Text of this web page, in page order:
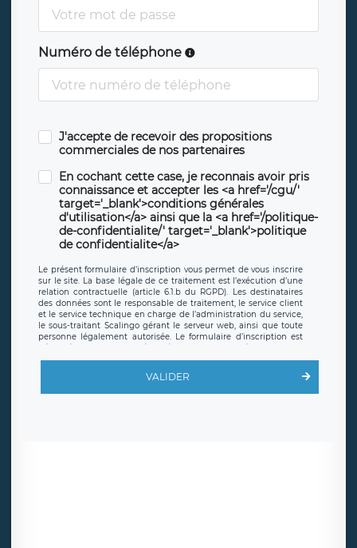
Numéro de téléphone
J'accepte de recevoir des propositions
commerciales de nos partenaires
En cochant cette case, je reconnais avoir pris
connaissance et accepter les <a href='/cgu/'
target='_blank'>conditions générales
d'utilisation</a> ainsi que la <a href='/politique-
de-confidentialite/' target='_blank'>politique
de confidentialite</a>
Le présent formulaire d’inscription vous permet de vous inscrire
sur le site. La base légale de ce traitement est l’exécution d’une
relation contractuelle (article 6.1.b du RGPD). Les destinataires
des données sont le responsable de traitement, le service client
et le service technique en charge de l’administration du service,
le sous-traitant Scalingo gérant le serveur web, ainsi que toute
personne légalement autorisée. Le formulaire d’inscription est
offrant desclauses de protection conformes au RGPD. Les
en sollicite la suppression, étant entendu que vous pouvez
demander la suppression de vos données et retirer votre
VALIDER